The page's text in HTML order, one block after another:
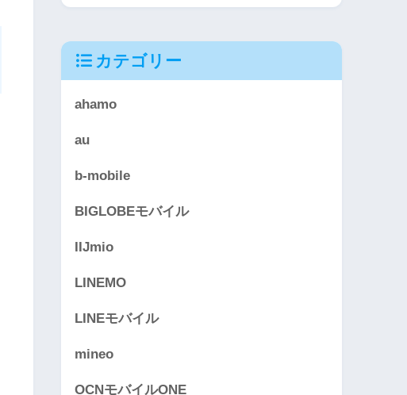
カテゴリー
ahamo
au
b-mobile
BIGLOBEモバイル
IIJmio
LINEMO
LINEモバイル
mineo
OCNモバイルONE